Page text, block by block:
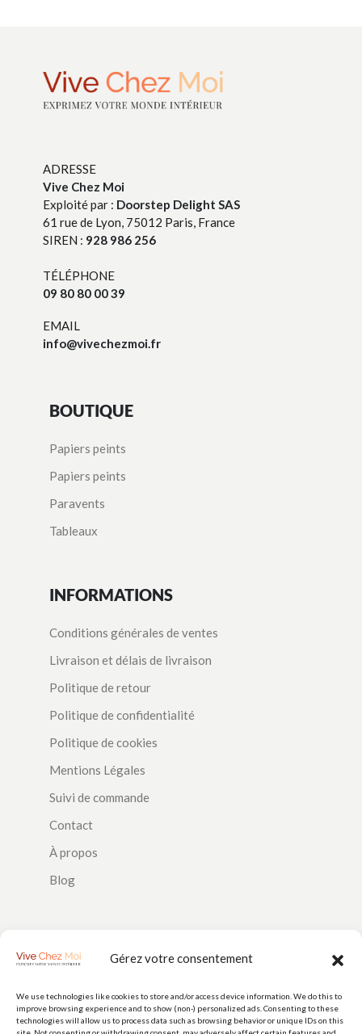
Gérez votre consentement
We use technologies like cookies to store and/or access device information. We do this to
improve browsing experience and to show (non-) personalized ads. Consenting to these
technologies will allow us to process data such as browsing behavior or unique IDs on this
ADRESSE
Vive Chez Moi
Exploité par : Doorstep Delight SAS
61 rue de Lyon, 75012 Paris, France
SIREN : 928 986 256
TÉLÉPHONE
09 80 80 00 39
EMAIL
info@vivechezmoi.fr
BOUTIQUE
Papiers peints
Papiers peints
Paravents
Tableaux
INFORMATIONS
Conditions générales de ventes
Livraison et délais de livraison
Politique de retour
Politique de confidentialité
Politique de cookies
Mentions Légales
Suivi de commande
Contact
À propos
Blog
PAIEMENTS